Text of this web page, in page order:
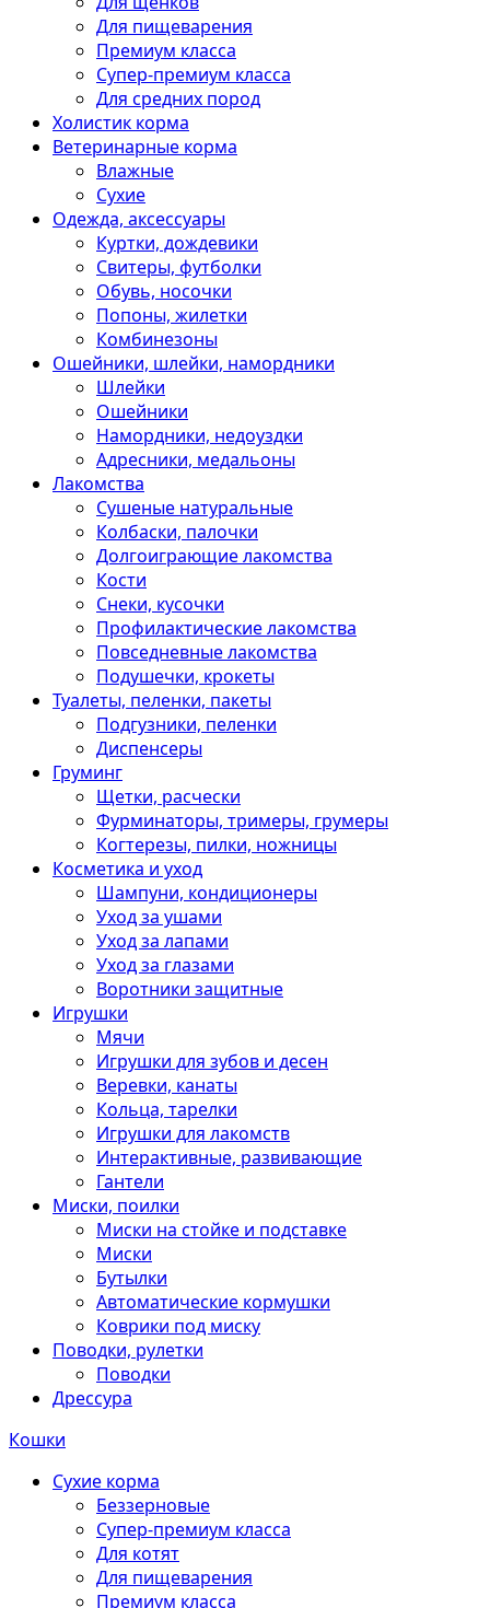
Для пищеварения
Премиум класса
Супер-премиум класса
Для средних пород
Холистик корма
Ветеринарные корма
Влажные
Сухие
Одежда, аксессуары
Куртки, дождевики
Свитеры, футболки
Обувь, носочки
Попоны, жилетки
Комбинезоны
Ошейники, шлейки, намордники
Шлейки
Ошейники
Намордники, недоуздки
Адресники, медальоны
Лакомства
Сушеные натуральные
Колбаски, палочки
Долгоиграющие лакомства
Кости
Снеки, кусочки
Профилактические лакомства
Повседневные лакомства
Подушечки, крокеты
Туалеты, пеленки, пакеты
Подгузники, пеленки
Диспенсеры
Груминг
Щетки, расчески
Фурминаторы, тримеры, грумеры
Когтерезы, пилки, ножницы
Косметика и уход
Шампуни, кондиционеры
Уход за ушами
Уход за лапами
Уход за глазами
Воротники защитные
Игрушки
Мячи
Игрушки для зубов и десен
Веревки, канаты
Кольца, тарелки
Игрушки для лакомств
Интерактивные, развивающие
Гантели
Миски, поилки
Миски на стойке и подставке
Миски
Бутылки
Автоматические кормушки
Коврики под миску
Поводки, рулетки
Поводки
Дрессура
Кошки
Сухие корма
Беззерновые
Супер-премиум класса
Для котят
Для пищеварения
Премиум класса